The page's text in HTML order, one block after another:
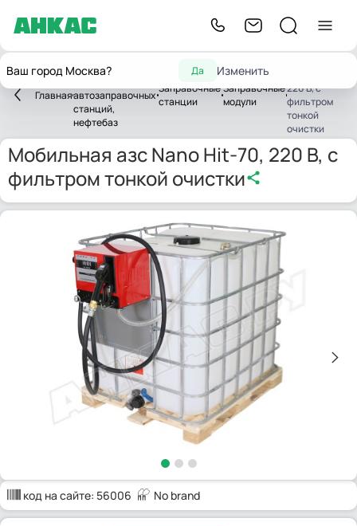
Ваш город Москва? Да Изменить
Главная
Оборудование
автозаправочных
станций,
нефтебаз
Заправочные
станции
Заправочные
модули
Мобильная азс
220 В, с
фильтром
тонкой
очистки
Мобильная азс Nano Hit-70, 220 В, с
фильтром тонкой очистки
код на сайте: 56006 No brand